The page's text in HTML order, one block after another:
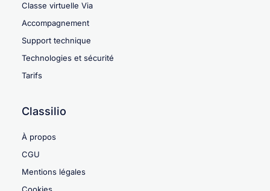
Classe virtuelle Via
Accompagnement
Support technique
Technologies et sécurité
Tarifs
Classilio
À propos
CGU
Mentions légales